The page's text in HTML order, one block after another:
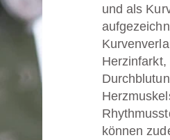
und als
können